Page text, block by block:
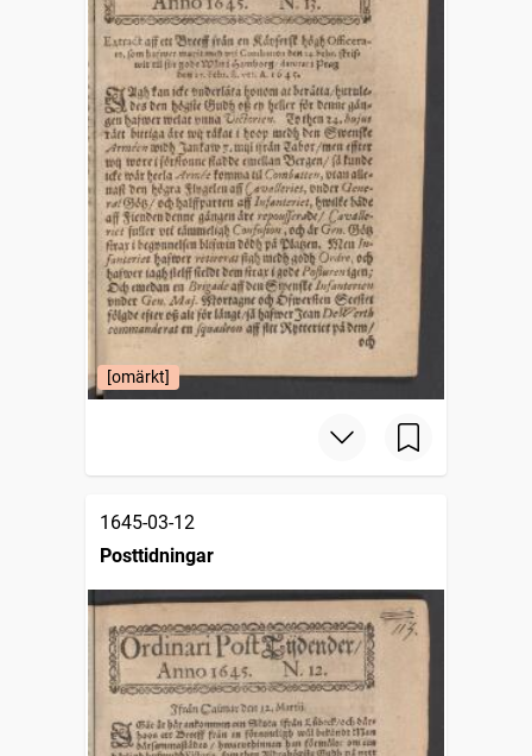
[omärkt]
1645-03-12
Posttidningar